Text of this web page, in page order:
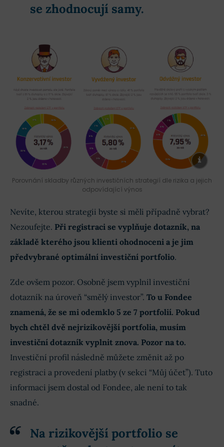
se zhodnocují samy.
Porovnání skladby různých investičních strategií dle rizika a jejich
odpovídající výnos
Nevíte, kterou strategii byste si měli případně vybrat?
Nezoufejte. Při registraci se vyplňuje dotazník, na
základě kterého jsou klienti ohodnoceni a je jim
předvybrané optimální investiční portfolio.
Zde ovšem pozor. Osobně jsem vyplnil investiční
dotazník na úroveň “smělý investor”. To u Fondee
znamená, že se mi odemklo 5 ze 7 portfolií. Pokud
bych chtěl dvě nejrizikovější portfolia, musím
investiční dotazník vyplnit znova. Pozor na to.
Investiční profil následně můžete změnit až po
registraci a provedení platby (v sekci “Můj účet”). Tuto
informaci jsem dostal od Fondee, ale není to tak
snadné.
Na rizikovější portfolio se